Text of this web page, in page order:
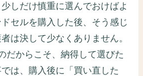
少しだけ慎重に選んでおけばよ
セルを購入した後、そう感じ
は決して少なくありません。
だからこそ、納得して選びた
は、購入後に「買い直した